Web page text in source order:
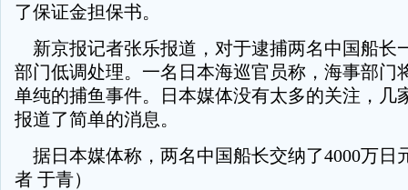
了保证金担保书。
新京报记者张乐报道，对于逮捕两名中国船长
部门低调处理。一名日本海巡官员称，海事部门
单纯的捕鱼事件。日本媒体没有太多的关注，几
报道了简单的消息。
据日本媒体称，两名中国船长交纳了4000万日
者 于青）